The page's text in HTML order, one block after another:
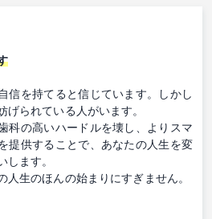
信を持てると信じています。しかし
られている人がいます。
科の高いハードルを壊し、よりスマ
提供することで、あなたの人生を変
します。
人生のほんの始まりにすぎません。